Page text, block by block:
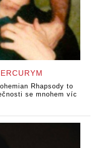
Rhapsody to
se mnohem víc